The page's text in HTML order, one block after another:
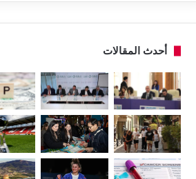
أحدث المقالات